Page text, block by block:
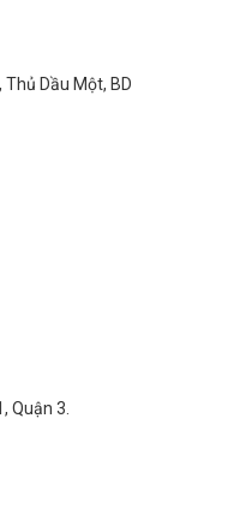
Thủ Dầu Một, BD
Quận 3.